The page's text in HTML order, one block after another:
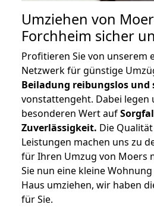
Umziehen von
Forchheim sicher
Profitieren Sie von unserem
Netzwerk für günstige
Beiladung reibungslos und
vonstattengeht. Dabei legen
besonderen Wert auf
Zuverlässigkeit. Die
Leistungen machen uns zu
für Ihren Umzug von Moers
Sie nun eine kleine
Haus umziehen, wir haben
für Sie.